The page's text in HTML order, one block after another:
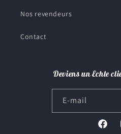
Nos revendeurs
Contact
Deviens un Echte
E-mail